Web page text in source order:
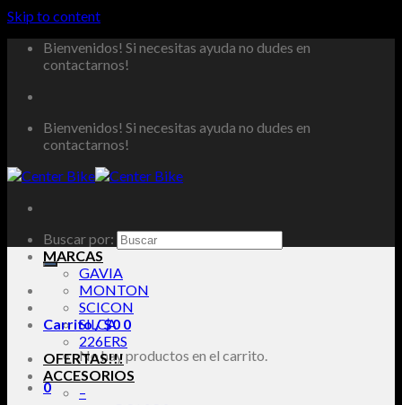
Skip to content
Bienvenidos! Si necesitas ayuda no dudes en
contactarnos!
Bienvenidos! Si necesitas ayuda no dudes en
contactarnos!
Buscar por:
Carrito /$0 0
No hay productos en el carrito.
0
MARCAS
GAVIA
MONTON
SCICON
SILCA
226ERS
OFERTAS!!!
ACCESORIOS
–